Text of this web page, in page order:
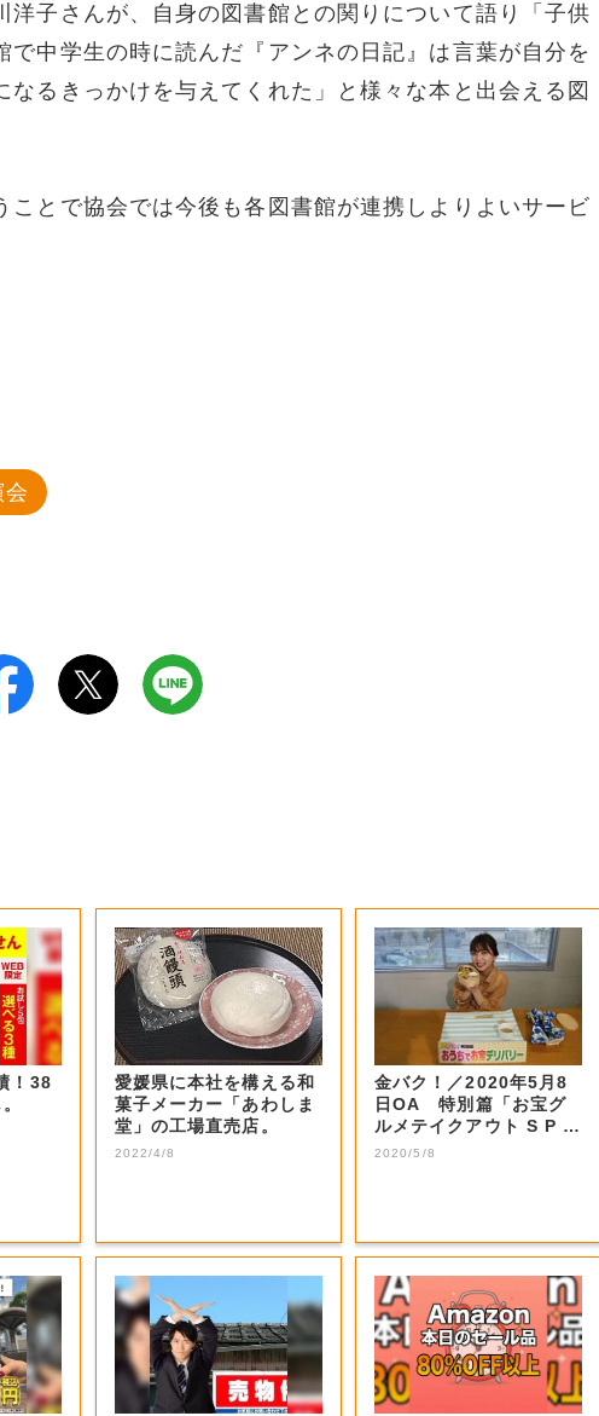
洋子さんが、自身の図書館との関りについて語り「子供
中学生の時に読んだ『アンネの日記』は言葉が自分を
るきっかけを与えてくれた」と様々な本と出会える図
とで協会では今後も各図書館が連携しよりよいサービ
会
！38
愛媛県に本社を構える和
菓子メーカー「あわしま
堂」の工場直売店。
2022/4/8
金バク！／2020年5月8
日OA 特別篇「お宝グ
ルメテイクアウト S P 第
二弾...
2020/5/8